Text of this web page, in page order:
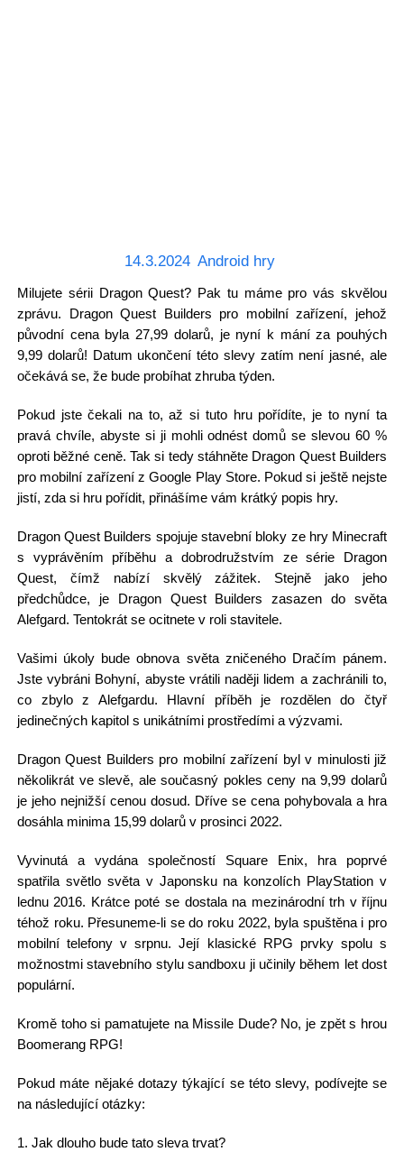
14.3.2024 Android hry
Milujete sérii Dragon Quest? Pak tu máme pro vás skvělou
zprávu. Dragon Quest Builders pro mobilní zařízení, jehož
původní cena byla 27,99 dolarů, je nyní k mání za pouhých
9,99 dolarů! Datum ukončení této slevy zatím není jasné, ale
očekává se, že bude probíhat zhruba týden.
Pokud jste čekali na to, až si tuto hru pořídíte, je to nyní ta
pravá chvíle, abyste si ji mohli odnést domů se slevou 60 %
oproti běžné ceně. Tak si tedy stáhněte Dragon Quest Builders
pro mobilní zařízení z Google Play Store. Pokud si ještě nejste
jistí, zda si hru pořídit, přinášíme vám krátký popis hry.
Dragon Quest Builders spojuje stavební bloky ze hry Minecraft
s vyprávěním příběhu a dobrodružstvím ze série Dragon
Quest, čímž nabízí skvělý zážitek. Stejně jako jeho
předchůdce, je Dragon Quest Builders zasazen do světa
Alefgard. Tentokrát se ocitnete v roli stavitele.
Vašimi úkoly bude obnova světa zničeného Dračím pánem.
Jste vybráni Bohyní, abyste vrátili naději lidem a zachránili to,
co zbylo z Alefgardu. Hlavní příběh je rozdělen do čtyř
jedinečných kapitol s unikátními prostředími a výzvami.
Dragon Quest Builders pro mobilní zařízení byl v minulosti již
několikrát ve slevě, ale současný pokles ceny na 9,99 dolarů
je jeho nejnižší cenou dosud. Dříve se cena pohybovala a hra
dosáhla minima 15,99 dolarů v prosinci 2022.
Vyvinutá a vydána společností Square Enix, hra poprvé
spatřila světlo světa v Japonsku na konzolích PlayStation v
lednu 2016. Krátce poté se dostala na mezinárodní trh v říjnu
téhož roku. Přesuneme-li se do roku 2022, byla spuštěna i pro
mobilní telefony v srpnu. Její klasické RPG prvky spolu s
možnostmi stavebního stylu sandboxu ji učinily během let dost
populární.
Kromě toho si pamatujete na Missile Dude? No, je zpět s hrou
Boomerang RPG!
Pokud máte nějaké dotazy týkající se této slevy, podívejte se
na následující otázky:
1. Jak dlouho bude tato sleva trvat?